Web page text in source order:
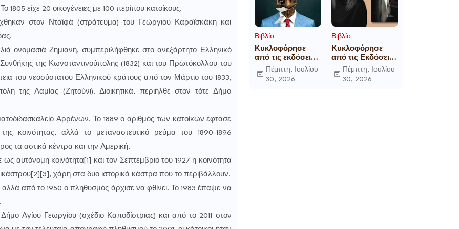
είχε 20 οικογένειες με 100 περίπου κατοίκους.
στον Νταϊφά (στράτευμα) του Γεώργιου Καραϊσκάκη και
ονομασιά Ζημιανή, συμπεριλήφθηκε στο ανεξάρτητο Ελληνικό
της Κωνσταντινούπολης (1832) και του Πρωτόκολλου του
του νεοσύστατου Ελληνικού κράτους από τον Μάρτιο του 1833,
της Λαμίας (Ζητούνι). Διοικητικά, περιήλθε στον τότε Δήμο
Αρρένων. Το 1889 ο αριθμός των κατοίκων έφτασε
κοινότητας, αλλά το μεταναστευτικό ρεύμα του 1890-1896
τα αστικά κέντρα και την Αμερική.
αυτόνομη κοινότητα[1] και τον Σεπτέμβριο του 1927 η κοινότητα
χάρη στα δυο ιστορικά κάστρα που το περιβάλλουν.
από το 1950 ο πληθυσμός άρχισε να φθίνει. Το 1983 έπαψε να
Αγίου Γεωργίου (σχέδιο Καποδίστριας) και από το 2011 στον
Βιβλίο
Κυκλοφόρησε
από τις εκδόσεις
Gema το
μυθιστόρημα του
Πέμπτη, Ιουλίου
30, 2026
Βιβλίο
Κυκλοφόρησε
από τις Εκδόσεις
Επίμετρο το
αστυνομικό
Πέμπτη, Ιουλίου
30, 2026